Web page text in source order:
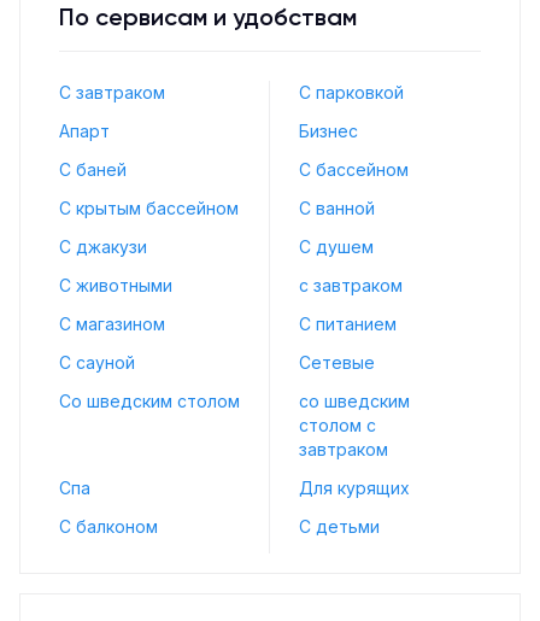
По сервисам и удобствам
С завтраком
С парковкой
Апарт
Бизнес
С баней
С бассейном
С крытым бассейном
С ванной
С джакузи
С душем
С животными
с завтраком
С магазином
С питанием
С сауной
Сетевые
Со шведским столом
со шведским
столом с
завтраком
Спа
Для курящих
С балконом
С детьми